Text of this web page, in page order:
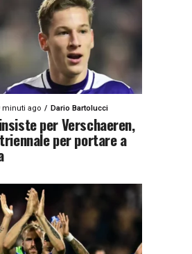
minuti ago Dario Bartolucci
per Verschaeren,
per portare a